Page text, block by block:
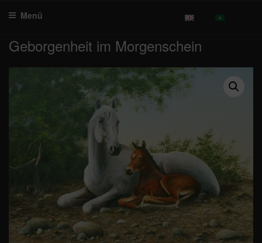
Inhalt Menü
Geborgenheit im Morgenschein